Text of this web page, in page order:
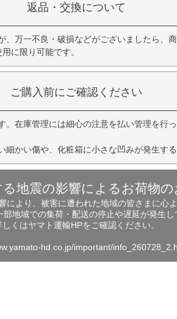
返品・交換について
万一不良・破損などがございましたら、
に限り可能です。
ご購入前にご確認ください
在庫管理には細心の注意を払い管理を行
かい傷や、化粧箱に小さな凹みが発生する
地震の影響によるお荷物
により、被害に遭われた地域の皆さまに心
部地域での集荷・配送の停止や遅延が発生し
しくはヤマト運輸HPをご確認ください。
hd.co.jp/important/